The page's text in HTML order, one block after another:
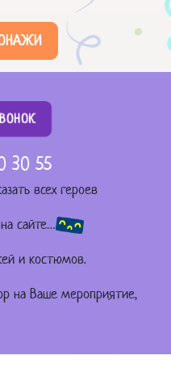
30 55
всех героев
сайте…
и костюмов.
на Ваше мероприятие,